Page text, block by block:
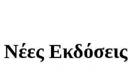
Νέες Εκδόσεις